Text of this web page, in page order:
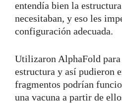
entendía bien la
necesitaban, y eso les
configuración adecuada.
Utilizaron AlphaFold
estructura y así pudieron
fragmentos podrían
una vacuna a partir de